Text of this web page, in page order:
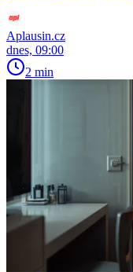
Aplausin.cz
dnes, 09:00
2 min